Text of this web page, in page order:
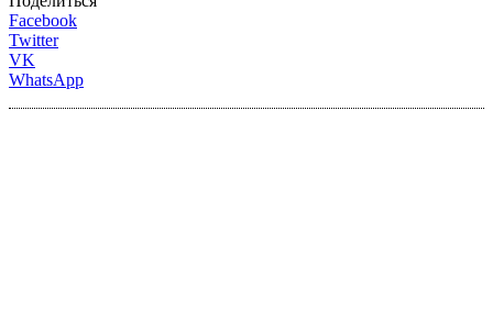
Facebook
Twitter
VK
WhatsApp